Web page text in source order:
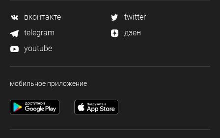
вконтакте
twitter
telegram
дзен
youtube
мобильное приложение